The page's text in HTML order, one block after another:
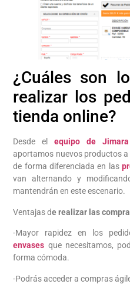
¿Cuáles son
realizar los
tienda online?
Desde el equipo de Jimara
aportamos nuevos productos
de forma diferenciada en las
van alternando y
mantendrán en este escenario.
Ventajas de realizar las
-Mayor rapidez en los
envases que necesitamos,
forma cómoda.
-Podrás acceder a compras